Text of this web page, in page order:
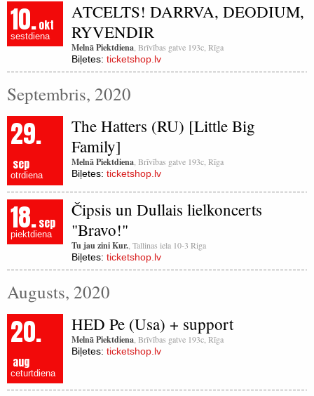
10.okt
sestdiena
ATCELTS! DARRVA, DEODIUM,
RYVENDIR
Melnā Piektdiena , Brīvības gatve 193c, Rīga
Biļetes: ticketshop.lv
Septembris, 2020
29.
sep
otrdiena
The Hatters (RU) [Little Big
Family]
Melnā Piektdiena , Brīvības gatve 193c, Rīga
Biļetes: ticketshop.lv
18.sep
piektdiena
Čipsis un Dullais lielkoncerts
"Bravo!"
Tu jau zini Kur. , Tallinas iela 10-3 Riga
Biļetes: ticketshop.lv
Augusts, 2020
20.
aug
ceturtdiena
HED Pe (Usa) + support
Melnā Piektdiena , Brīvības gatve 193c, Rīga
Biļetes: ticketshop.lv